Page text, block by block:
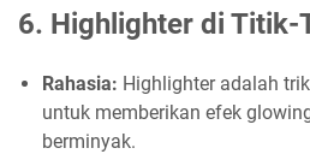
6. Highlighter di
Rahasia: Highlighter adalah
untuk memberikan efek
berminyak.